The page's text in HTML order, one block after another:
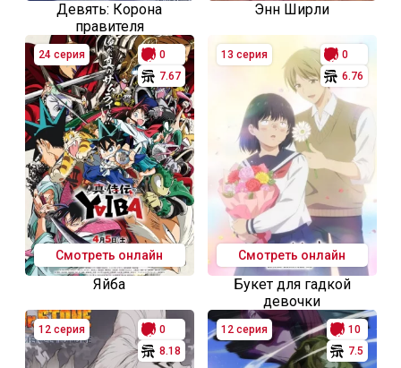
Девять: Корона
правителя
Энн Ширли
24 серия
0
7.67
Смотреть онлайн
Яйба
13 серия
0
6.76
Смотреть онлайн
Букет для гадкой
девочки
12 серия
0
8.18
12 серия
10
7.5